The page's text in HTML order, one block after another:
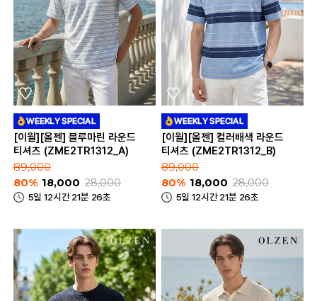
[이월][올젠] 블루마린 라운드
티셔츠 (ZME2TR1312_A)
89,000
80% 18,000 28,000
5일 12시간 21분 26초
[이월][올젠] 컬러배색 라운드
티셔츠 (ZME2TR1312_B)
89,000
80% 18,000 28,000
5일 12시간 21분 26초